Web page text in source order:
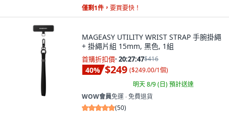
僅剩1件， 要買要快！
MAGEASY UTILITY WRIST STRAP 手腕掛繩
+ 掛繩片組 15mm, 黑色, 1組
首購折扣價· 20:27:46$416
40% $249 ($249.00/1個)
明天 8/9 (日)預計送達
WOW會員免運 ∙ 免費退貨
(50)